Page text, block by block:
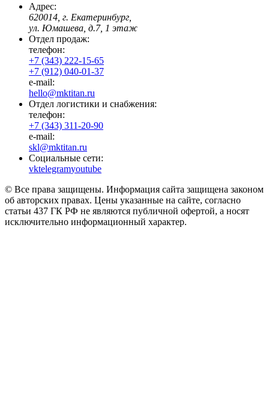
Адрес:
620014, г. Екатеринбург,
ул. Юмашева, д.7, 1 этаж
Отдел продаж:
телефон:
+7 (343) 222-15-65
+7 (912) 040-01-37
e-mail:
hello@mktitan.ru
Отдел логистики и снабжения:
телефон:
+7 (343) 311-20-90
e-mail:
skl@mktitan.ru
Социальные сети:
vktelegramyoutube
© Все права защищены. Информация сайта защищена законом
об авторских правах. Цены указанные на сайте, согласно
статьи 437 ГК РФ не являются публичной офертой, а носят
исключительно информационный характер.